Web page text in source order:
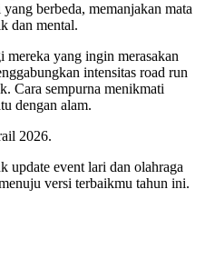
berbeda, memanjakan mata
dan mental.
yang ingin merasakan
intensitas road run
Cara sempurna menikmati
dengan alam.
2026.
update event lari dan olahraga
versi terbaikmu tahun ini.